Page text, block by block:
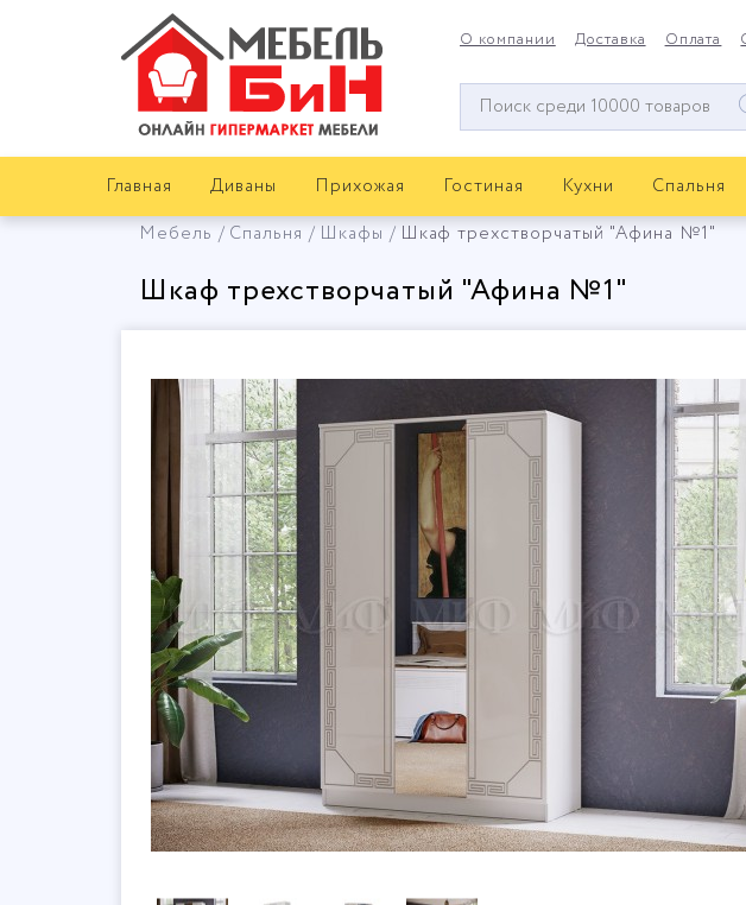
О компании Доставка Оплата
Окно
поиска
Главная Диваны Прихожая Гостиная Кухни Спальня
Мебель
Спальня Шкафы Шкаф трехстворчатый "Афина №1"
Шкаф трехстворчатый "Афина №1"